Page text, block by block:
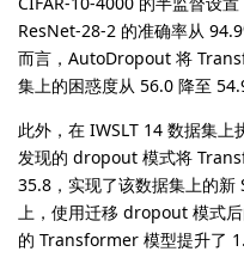
ResNet-28-2 的准确率从
而言，AutoDropout 将
集上的困惑度从 56.0 降至 54.9
此外，在 IWSLT 14 数据集
发现的 dropout 模式将
35.8，实现了该数据集上的新
上，使用迁移 dropout 模式
的 Transformer 模型提升了